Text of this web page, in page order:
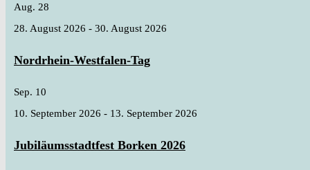
Aug. 28
28. August 2026 - 30. August 2026
Nordrhein-Westfalen-Tag
Sep. 10
10. September 2026 - 13. September 2026
Jubiläumsstadtfest Borken 2026